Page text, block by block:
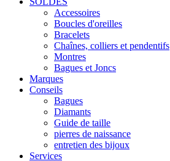
Accessoires
Boucles d'oreilles
Bracelets
Chaînes, colliers et pendentifs
Montres
Bagues et Joncs
Marques
Conseils
Bagues
Diamants
Guide de taille
pierres de naissance
entretien des bijoux
Services